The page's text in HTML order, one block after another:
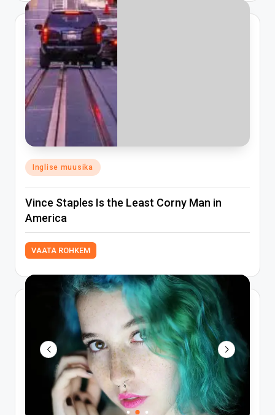
Posted
in
Inglise muusika
Vince Staples Is the Least Corny Man in
America
VAATA ROHKEM